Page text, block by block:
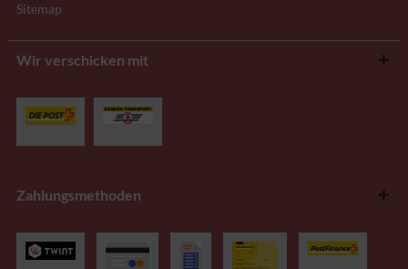
Sitemap
Wir verschicken mit
Zahlungsmethoden